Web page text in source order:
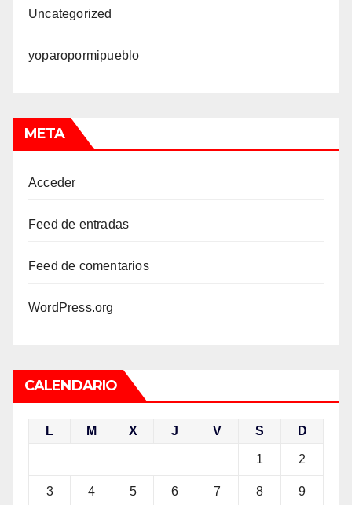
Uncategorized
yoparopormipueblo
META
Acceder
Feed de entradas
Feed de comentarios
WordPress.org
CALENDARIO
L M X J V S D
1 2
3 4 5 6 7 8 9